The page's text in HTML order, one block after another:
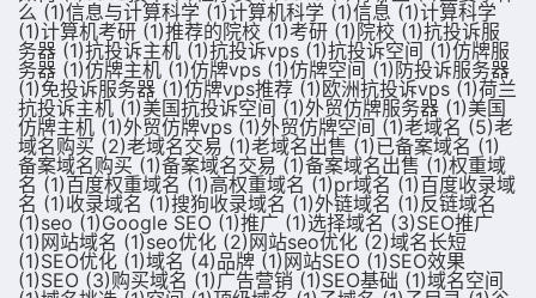
么 (1)信息与计算科学 (1)计算机科学 (1)信息 (1)计算科学
(1)计算机考研 (1)推荐的院校 (1)考研 (1)院校 (1)抗投诉服
务器 (1)抗投诉主机 (1)抗投诉vps (1)抗投诉空间 (1)仿牌服
务器 (1)仿牌主机 (1)仿牌vps (1)仿牌空间 (1)防投诉服务器
(1)免投诉服务器 (1)仿牌vps推荐 (1)欧洲抗投诉vps (1)荷兰
抗投诉主机 (1)美国抗投诉空间 (1)外贸仿牌服务器 (1)美国
仿牌主机 (1)外贸仿牌vps (1)外贸仿牌空间 (1)老域名 (5)老
域名购买 (2)老域名交易 (1)老域名出售 (1)已备案域名 (1)
备案域名购买 (1)备案域名交易 (1)备案域名出售 (1)权重域
名 (1)百度权重域名 (1)高权重域名 (1)pr域名 (1)百度收录域
名 (1)收录域名 (1)搜狗收录域名 (1)外链域名 (1) 反链域名
(1)seo (1)Google SEO (1)推广 (1)选择域名 (3)SEO推广
(1)网站域名 (1)seo优化 (2)网站seo优化 (2)域名长短
(1)SEO优化 (1)域名 (4)品牌 (1)网站SEO (1)SEO效果
(1)SEO (3)购买域名 (1)广告营销 (1)SEO基础 (1)域名空间